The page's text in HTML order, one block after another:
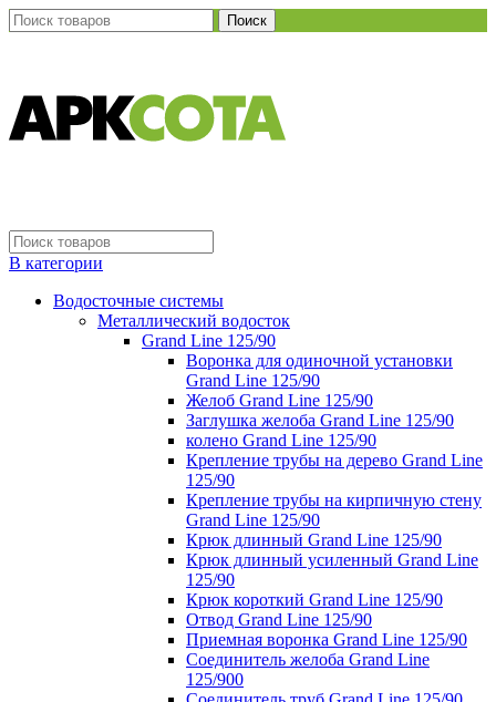
Поиск
В категории
Водосточные системы
Металлический водосток
Grand Line 125/90
Воронка для одиночной установки
Grand Line 125/90
Желоб Grand Line 125/90
Заглушка желоба Grand Line 125/90
колено Grand Line 125/90
Крепление трубы на дерево Grand Line
125/90
Крепление трубы на кирпичную стену
Grand Line 125/90
Крюк длинный Grand Line 125/90
Крюк длинный усиленный Grand Line
125/90
Крюк короткий Grand Line 125/90
Отвод Grand Line 125/90
Приемная воронка Grand Line 125/90
Соединитель желоба Grand Line
125/900